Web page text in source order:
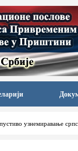
узнемиравање